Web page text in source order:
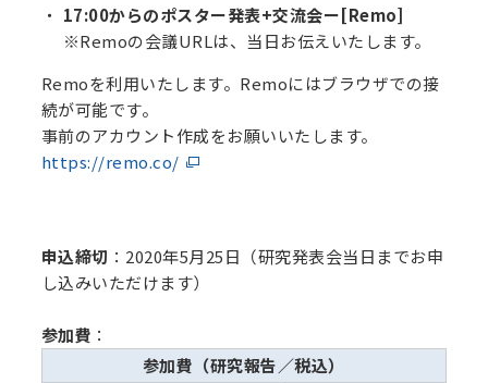
17:00からのポスター発表+交流会ー[Remo]
※Remoの会議URLは、当日お伝えいたします。
Remoを利用いたします。Remoにはブラウザでの接
続が可能です。
事前のアカウント作成をお願いいたします。
https://remo.co/
申込締切 ：2020年5月25日（研究発表会当日までお申
し込みいただけます）
参加費 ：
参加費（研究報告／税込）